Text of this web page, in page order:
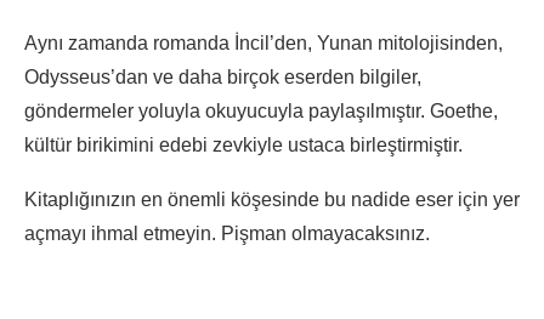
Aynı zamanda romanda İncil’den, Yunan mitolojisinden,
Odysseus’dan ve daha birçok eserden bilgiler,
göndermeler yoluyla okuyucuyla paylaşılmıştır. Goethe,
kültür birikimini edebi zevkiyle ustaca birleştirmiştir.
Kitaplığınızın en önemli köşesinde bu nadide eser için yer
açmayı ihmal etmeyin. Pişman olmayacaksınız.